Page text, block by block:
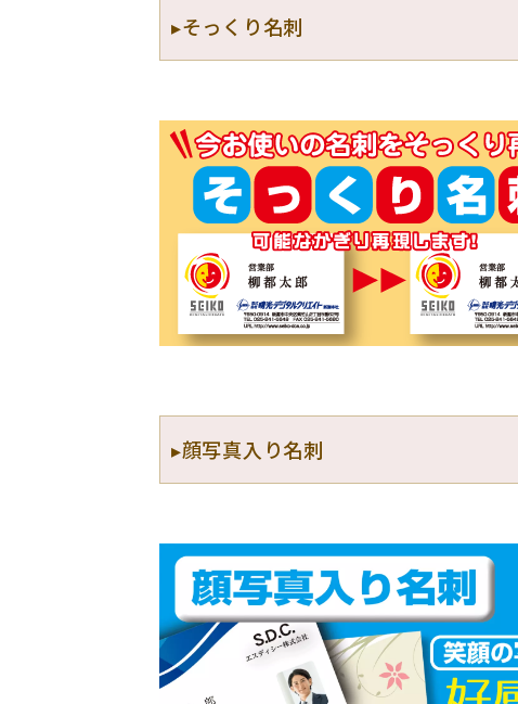
▸そっくり名刺
▸顔写真入り名刺